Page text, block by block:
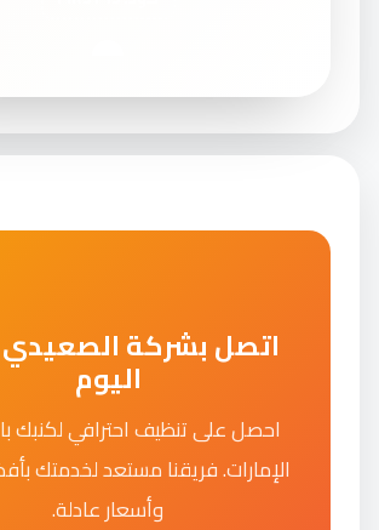
اتصل بشركة
اليوم
احصل على تنظيف احترافي لكنبك
الإمارات. فريقنا مستعد لخدمتك
وأسعار عادلة.